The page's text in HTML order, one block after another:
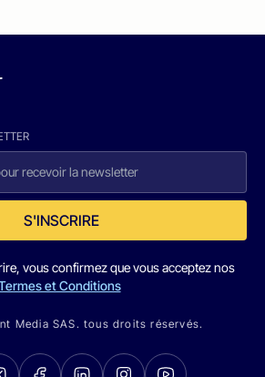
S'INSCRIRE
vous confirmez que vous acceptez nos
et Conditions
Media SAS. tous droits réservés.